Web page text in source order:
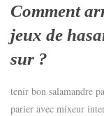
Comment
jeux de
sur ?
tenir bon salamandre
parier avec mixeur